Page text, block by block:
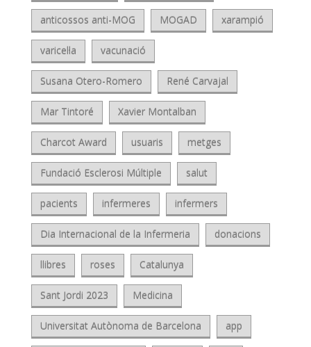
anticossos anti-MOG MOGAD xarampió
varicel·la vacunació
Susana Otero-Romero René Carvajal
Mar Tintoré Xavier Montalban
Charcot Award usuaris metges
Fundació Esclerosi Múltiple salut
pacients infermeres infermers
Dia Internacional de la Infermeria donacions
llibres roses Catalunya
Sant Jordi 2023 Medicina
Universitat Autònoma de Barcelona app